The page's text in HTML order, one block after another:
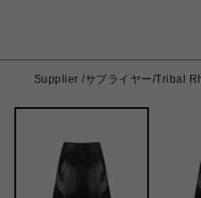
Supplier /サプライヤー/Tribal